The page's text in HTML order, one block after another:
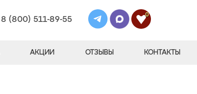
8 (800) 511-89-55
0
АКЦИИ ОТЗЫВЫ КОНТАКТЫ